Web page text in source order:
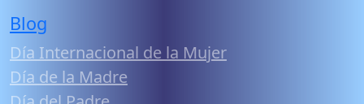
Blog
Día Internacional de la Mujer
Día de la Madre